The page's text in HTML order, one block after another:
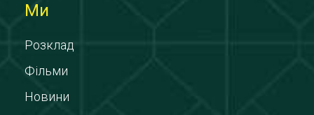
Ми
Розклад
Фільми
Новини